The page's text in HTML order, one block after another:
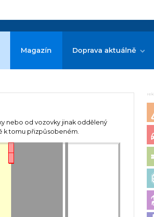
Magazín Doprava aktuálně
nebo od vozovky jinak oddělený
k tomu přizpůsobeném.